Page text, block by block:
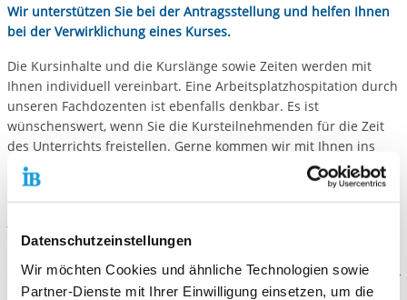
Datenschutzeinstellungen
Wir möchten Cookies und ähnliche Technologien sowie
Partner-Dienste mit Ihrer Einwilligung einsetzen, um die
Wir unterstützen Sie bei der Antragsstellung und helfen Ihnen
bei der Verwirklichung eines Kurses.
Die Kursinhalte und die Kurslänge sowie Zeiten werden mit
Ihnen individuell vereinbart. Eine Arbeitsplatzhospitation durch
unseren Fachdozenten ist ebenfalls denkbar. Es ist
wünschenswert, wenn Sie die Kursteilnehmenden für die Zeit
des Unterrichts freistellen. Gerne kommen wir mit Ihnen ins
Gespräch.
Zur weiteren Information nutzen Sie gerne auch den >> Flyer